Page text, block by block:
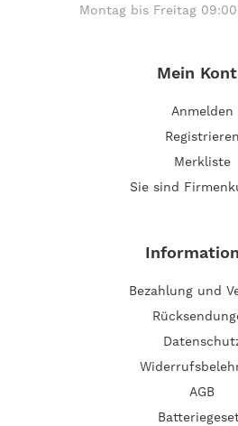
Montag bis Freitag
Mein
Anmelden
Registrieren
Merkliste
Sie sind
Bezahlung und
AGB